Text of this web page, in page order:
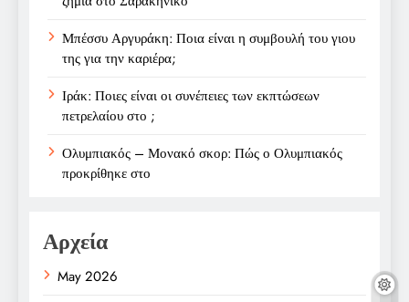
Μπέσσυ Αργυράκη: Ποια είναι η συμβουλή του γιου
της για την καριέρα;
Ιράκ: Ποιες είναι οι συνέπειες των εκπτώσεων
πετρελαίου στο ;
Ολυμπιακός – Μονακό σκορ: Πώς ο Ολυμπιακός
προκρίθηκε στο
Αρχεία
May 2026